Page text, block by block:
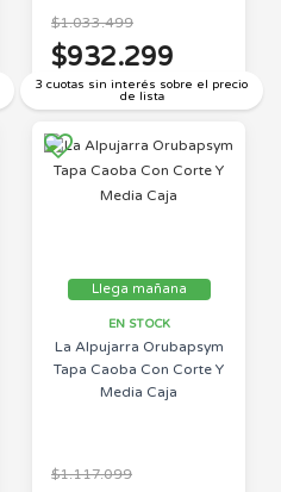
3 cuotas sin interés sobre el precio
de lista
$1.033.499
$932.299
Llega mañana
EN STOCK
La Alpujarra Orubapsym
Tapa Caoba Con Corte Y
Media Caja
$1.117.099